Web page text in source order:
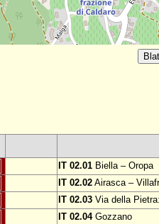
IT 02.01 Biella – Oropa
IT 02.02 Airasca –
IT 02.03 Via della
IT 02.04Gozzano